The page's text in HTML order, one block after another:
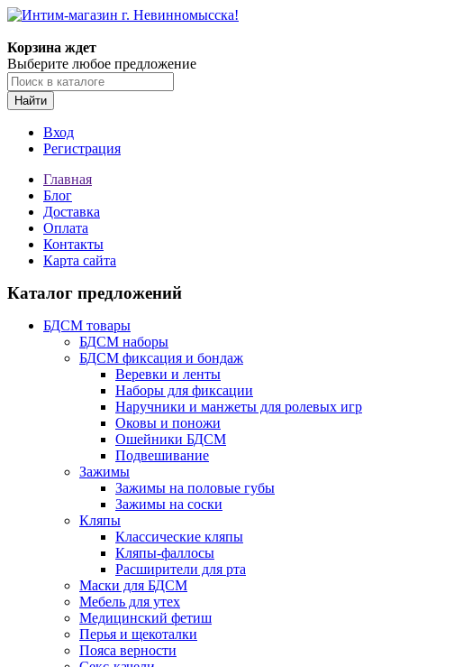
Корзина ждет
Выберите любое предложение
Найти
Вход
Регистрация
Главная
Блог
Доставка
Оплата
Контакты
Карта сайта
Каталог предложений
БДСМ товары
БДСМ наборы
БДСМ фиксация и бондаж
Веревки и ленты
Наборы для фиксации
Наручники и манжеты для ролевых игр
Оковы и поножи
Ошейники БДСМ
Подвешивание
Зажимы
Зажимы на половые губы
Зажимы на соски
Кляпы
Классические кляпы
Кляпы-фаллосы
Расширители для рта
Маски для БДСМ
Мебель для утех
Медицинский фетиш
Перья и щекоталки
Пояса верности